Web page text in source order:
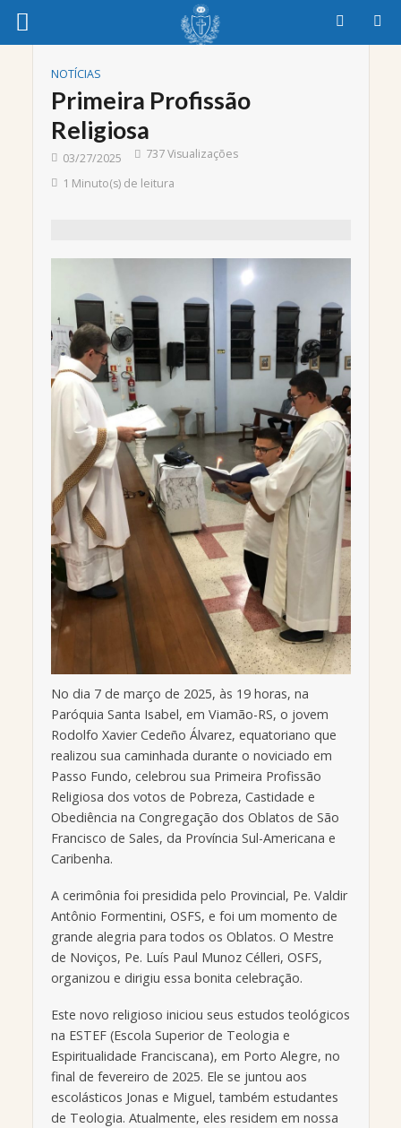
NOTÍCIAS
Primeira Profissão
Religiosa
03/27/2025
737 Visualizações
1 Minuto(s) de leitura
No dia 7 de março de 2025, às 19 horas, na
Paróquia Santa Isabel, em Viamão-RS, o jovem
Rodolfo Xavier Cedeño Álvarez, equatoriano que
realizou sua caminhada durante o noviciado em
Passo Fundo, celebrou sua Primeira Profissão
Religiosa dos votos de Pobreza, Castidade e
Obediência na Congregação dos Oblatos de São
Francisco de Sales, da Província Sul-Americana e
Caribenha.
A cerimônia foi presidida pelo Provincial, Pe. Valdir
Antônio Formentini, OSFS, e foi um momento de
grande alegria para todos os Oblatos. O Mestre
de Noviços, Pe. Luís Paul Munoz Célleri, OSFS,
organizou e dirigiu essa bonita celebração.
Este novo religioso iniciou seus estudos teológicos
na ESTEF (Escola Superior de Teologia e
Espiritualidade Franciscana), em Porto Alegre, no
final de fevereiro de 2025. Ele se juntou aos
escolásticos Jonas e Miguel, também estudantes
de Teologia. Atualmente, eles residem em nossa